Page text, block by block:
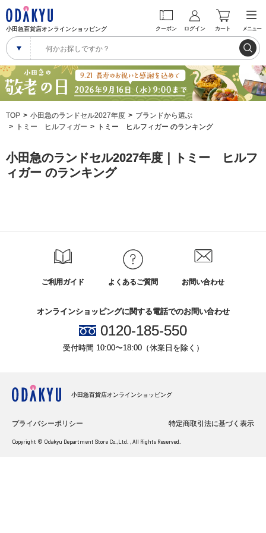
小田急百貨店オンラインショッピング クーポン ログイン カート メニュー
TOP 小田急のランドセル2027年度
ブランドから選ぶ
トミー ヒルフィガー
トミー ヒルフィガー のランキング
小田急のランドセル2027年度｜トミー ヒルフ
ィガー のランキング
ご利用ガイド よくあるご質問 お問い合わせ
オンラインショッピングに関する電話でのお問い合わせ
0120-185-550
受付時間 10:00〜18:00（休業日を除く）
小田急百貨店オンラインショッピング
プライバシーポリシー 特定商取引法に基づく表示
Copyright © Odakyu Department Store Co.,Ltd. , All Rights Reserved.